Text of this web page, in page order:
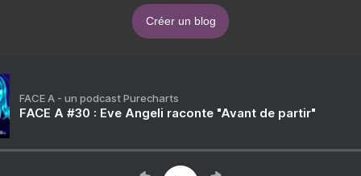
Créer un blog
FACE A - un podcast Purecharts
FACE A #30 : Eve Angeli raconte "Avant de partir"